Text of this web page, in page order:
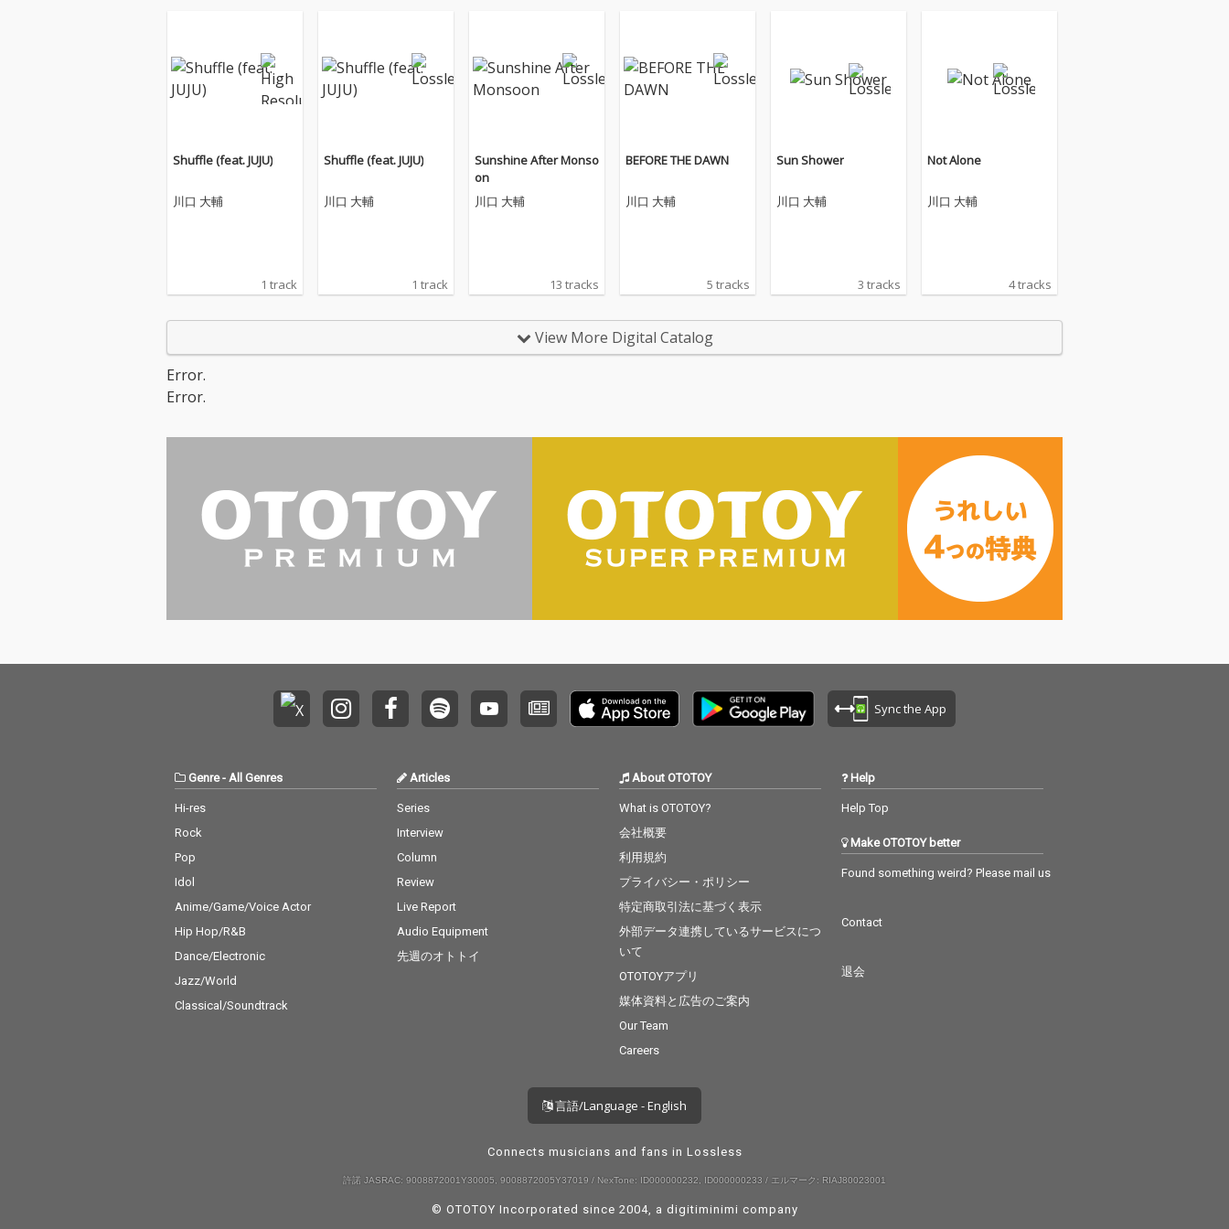
Shuffle (feat. JUJU)
川口 大輔
1 track
Shuffle (feat. JUJU)
川口 大輔
1 track
Sunshine After Monso
on
川口 大輔
13 tracks
BEFORE THE DAWN
川口 大輔
5 tracks
Sun Shower
川口 大輔
3 tracks
Not Alone
川口 大輔
4 tracks
View More Digital Catalog
Error.
Error.
Sync the App
Genre- All Genres
Hi-res
Rock
Pop
Idol
Anime/Game/Voice Actor
Hip Hop/R&B
Dance/Electronic
Jazz/World
Classical/Soundtrack
Articles
Series
Interview
Column
Review
Live Report
Audio Equipment
先週のオトトイ
About OTOTOY
What is OTOTOY?
会社概要
利用規約
プライバシー・ポリシー
特定商取引法に基づく表示
外部データ連携しているサービスにつ
いて
OTOTOYアプリ
媒体資料と広告のご案内
Our Team
Careers
Help
Help Top
Make OTOTOY better
Found something weird? Please mail us
Contact
退会
言語/Language - English
Connects musicians and fans in Lossless
許諾 JASRAC: 9008872001Y30005, 9008872005Y37019 / NexTone: ID000000232, ID000000233 / エルマーク: RIAJ80023001
© OTOTOY Incorporated since 2004, a digitiminimi company